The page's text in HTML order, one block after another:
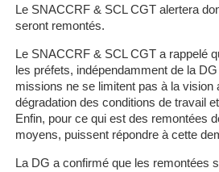
Le SNACCRF & SCL CGT alertera
seront remontés.
Le SNACCRF & SCL CGT a rappelé
les préfets, indépendamment de la
missions ne se limitent pas à la vision
dégradation des conditions de travail
Enfin, pour ce qui est des remontées
moyens, puissent répondre à cette
La DG a confirmé que les remontées